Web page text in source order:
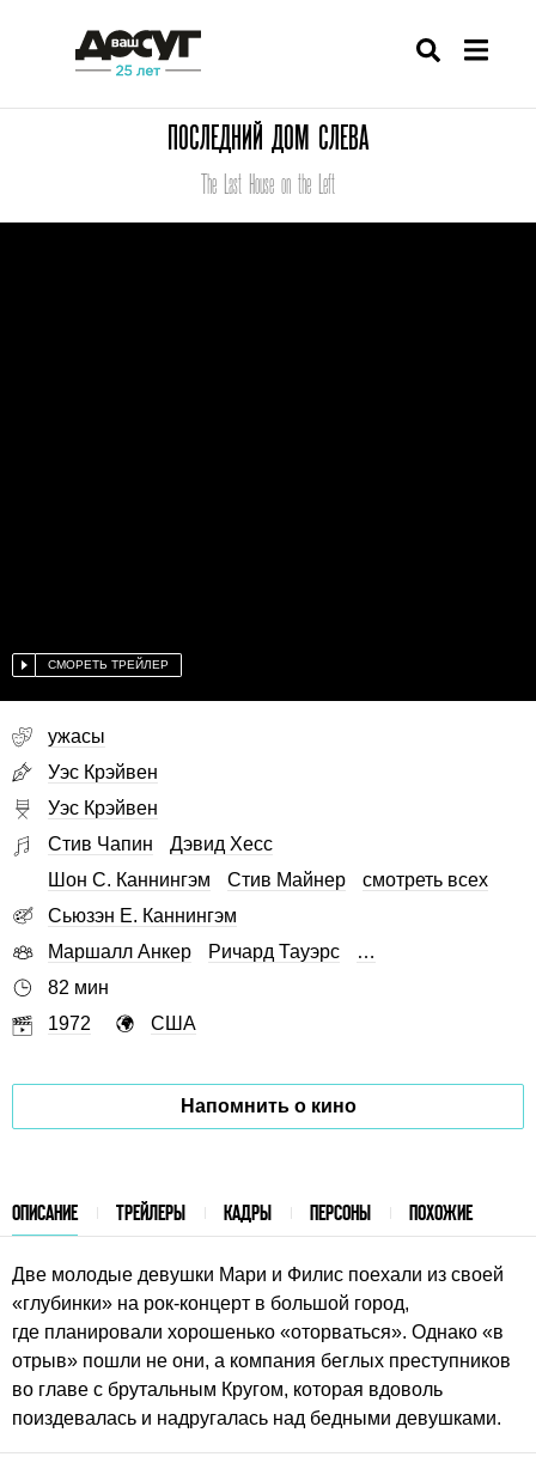
ПОСЛЕДНИЙ ДОМ СЛЕВА
The Last House on the Left
СМОРЕТЬ ТРЕЙЛЕР
ужасы
Уэс Крэйвен
Уэс Крэйвен
Стив Чапин
Дэвид Хесс
Шон С. Каннингэм
Стив Майнер
смотреть всех
Сьюзэн Е. Каннингэм
Маршалл Анкер
Ричард Тауэрс
…
82 мин
1972
США
Напомнить о кино
ОПИСАНИЕ ТРЕЙЛЕРЫ КАДРЫ ПЕРСОНЫ ПОХОЖИЕ
Две молодые девушки Мари и Филис поехали из своей
«глубинки» на рок-концерт в большой город,
где планировали хорошенько «оторваться». Однако «в
отрыв» пошли не они, а компания беглых преступников
во главе с брутальным Кругом, которая вдоволь
поиздевалась и надругалась над бедными девушками.